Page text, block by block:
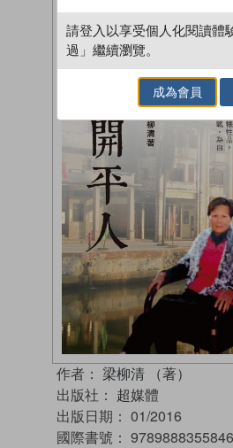
作者： 梁柳清 （著）
出版社： 超媒體
出版日期： 01/2016
國際書號： 9789888355846
請登入以享受個人化閱讀體
過」繼續瀏覽。
成為會員